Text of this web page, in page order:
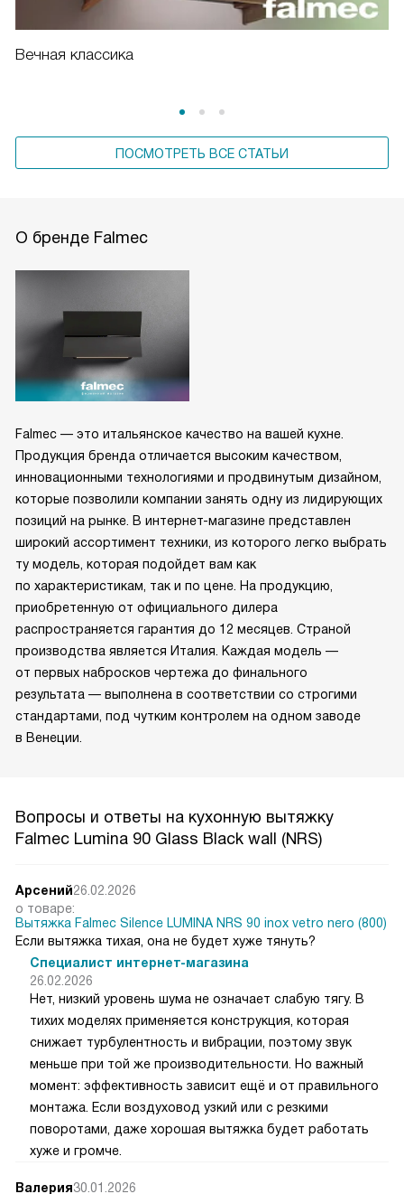
Вечная классика
ПОСМОТРЕТЬ ВСЕ СТАТЬИ
О бренде Falmec
Falmec — это итальянское качество на вашей кухне.
Продукция бренда отличается высоким качеством,
инновационными технологиями и продвинутым дизайном,
которые позволили компании занять одну из лидирующих
позиций на рынке. В интернет-магазине представлен
широкий ассортимент техники, из которого легко выбрать
ту модель, которая подойдет вам как
по характеристикам, так и по цене. На продукцию,
приобретенную от официального дилера
распространяется гарантия до 12 месяцев. Страной
производства является Италия. Каждая модель —
от первых набросков чертежа до финального
результата — выполнена в соответствии со строгими
стандартами, под чутким контролем на одном заводе
в Венеции.
Вопросы и ответы на кухонную вытяжку
Falmec Lumina 90 Glass Black wall (NRS)
Арсений26.02.2026
о товаре:
Вытяжка Falmec Silence LUMINA NRS 90 inox vetro nero (800)
Если вытяжка тихая, она не будет хуже тянуть?
Специалист интернет-магазина
26.02.2026
Нет, низкий уровень шума не означает слабую тягу. В
тихих моделях применяется конструкция, которая
снижает турбулентность и вибрации, поэтому звук
меньше при той же производительности. Но важный
момент: эффективность зависит ещё и от правильного
монтажа. Если воздуховод узкий или с резкими
поворотами, даже хорошая вытяжка будет работать
хуже и громче.
Валерия30.01.2026